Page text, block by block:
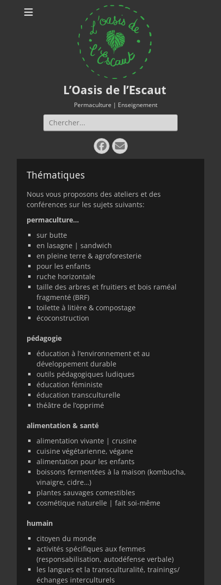
L’Oasis de l’Escaut
Permaculture | Enseignement
Rechercher :
Facebook
E-
mail
Thématiques
Nous vous proposons des ateliers et des
conférences sur les sujets suivants:
permaculture…
sur butte
en lasagne | sandwich
en pleine terre & agroforesterie
pour les enfants
ruche horizontale
taille des arbres et fruitiers et bois raméal
fragmenté (BRF)
toilette à litière & compostage
écoconstruction
pédagogie
éducation à l’environnement et au
développement durable
outils pédagogiques ludiques
éducation féministe
éducation transculturelle
théâtre de l’opprimé
alimentation & santé
alimentation vivante | crusine
cuisine végétarienne, végane
alimentation pour les enfants
boissons fermentées à la maison (kombucha,
vinaigre, cidre…)
plantes sauvages comestibles
cosmétique naturelle | fait soi-même
humain
citoyen du monde
activités spécifiques aux femmes
(responsabilisation, autodéfense verbale)
les langues et la transculturalité, trainings/
échanges interculturels